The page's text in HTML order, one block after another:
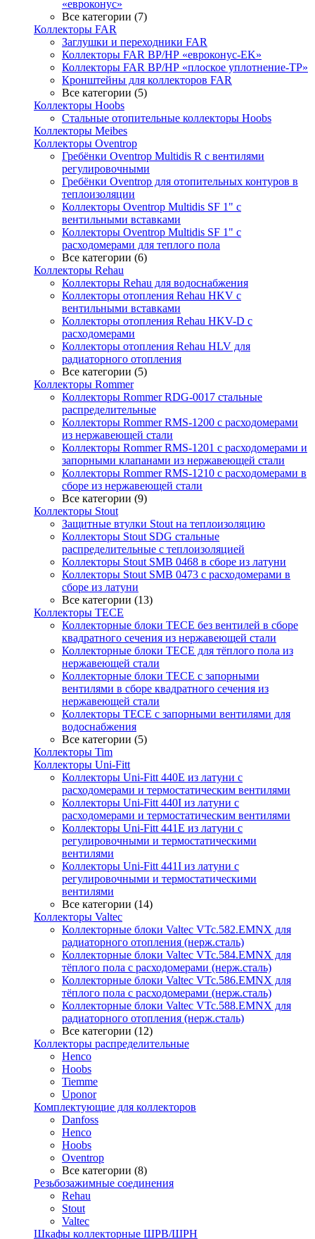
«евроконус»
Все категории (7)
Коллекторы FAR
Заглушки и переходники FAR
Коллекторы FAR ВР/НР «евроконус-EK»
Коллекторы FAR ВР/НР «плоское уплотнение-TP»
Кронштейны для коллекторов FAR
Все категории (5)
Коллекторы Hoobs
Стальные отопительные коллекторы Hoobs
Коллекторы Meibes
Коллекторы Oventrop
Гребёнки Oventrop Multidis R с вентилями
регулировочными
Гребёнки Oventrop для отопительных контуров в
теплоизоляции
Коллекторы Oventrop Multidis SF 1" с
вентильными вставками
Коллекторы Oventrop Multidis SF 1" с
расходомерами для теплого пола
Все категории (6)
Коллекторы Rehau
Коллекторы Rehau для водоснабжения
Коллекторы отопления Rehau HKV с
вентильными вставками
Коллекторы отопления Rehau HKV-D с
расходомерами
Коллекторы отопления Rehau HLV для
радиаторного отопления
Все категории (5)
Коллекторы Rommer
Коллекторы Rommer RDG-0017 стальные
распределительные
Коллекторы Rommer RMS-1200 с расходомерами
из нержавеющей стали
Коллекторы Rommer RMS-1201 с расходомерами и
запорными клапанами из нержавеющей стали
Коллекторы Rommer RMS-1210 с расходомерами в
сборе из нержавеющей стали
Все категории (9)
Коллекторы Stout
Защитные втулки Stout на теплоизоляцию
Коллекторы Stout SDG стальные
распределительные с теплоизоляцией
Коллекторы Stout SMB 0468 в сборе из латуни
Коллекторы Stout SMB 0473 с расходомерами в
сборе из латуни
Все категории (13)
Коллекторы TECE
Коллекторные блоки TECE без вентилей в сборе
квадратного сечения из нержавеющей стали
Коллекторные блоки TECE для тёплого пола из
нержавеющей стали
Коллекторные блоки TECE с запорными
вентилями в сборе квадратного сечения из
нержавеющей стали
Коллекторы TECE с запорными вентилями для
водоснабжения
Все категории (5)
Коллекторы Tim
Коллекторы Uni-Fitt
Коллекторы Uni-Fitt 440E из латуни с
расходомерами и термостатическим вентилями
Коллекторы Uni-Fitt 440I из латуни с
расходомерами и термостатическим вентилями
Коллекторы Uni-Fitt 441E из латуни с
регулировочными и термостатическими
вентилями
Коллекторы Uni-Fitt 441I из латуни с
регулировочными и термостатическими
вентилями
Все категории (14)
Коллекторы Valtec
Коллекторные блоки Valtec VTc.582.EMNX для
радиаторного отопления (нерж.сталь)
Коллекторные блоки Valtec VTc.584.EMNX для
тёплого пола с расходомерами (нерж.сталь)
Коллекторные блоки Valtec VTc.586.EMNX для
тёплого пола с расходомерами (нерж.сталь)
Коллекторные блоки Valtec VTc.588.EMNX для
радиаторного отопления (нерж.сталь)
Все категории (12)
Коллекторы распределительные
Henco
Hoobs
Tiemme
Uponor
Комплектующие для коллекторов
Danfoss
Henco
Hoobs
Oventrop
Все категории (8)
Резьбозажимные соединения
Rehau
Stout
Valtec
Шкафы коллекторные ШРВ/ШРН